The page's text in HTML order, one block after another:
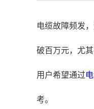
电缆故障频发
破百万元，尤
用户希望通过
考。